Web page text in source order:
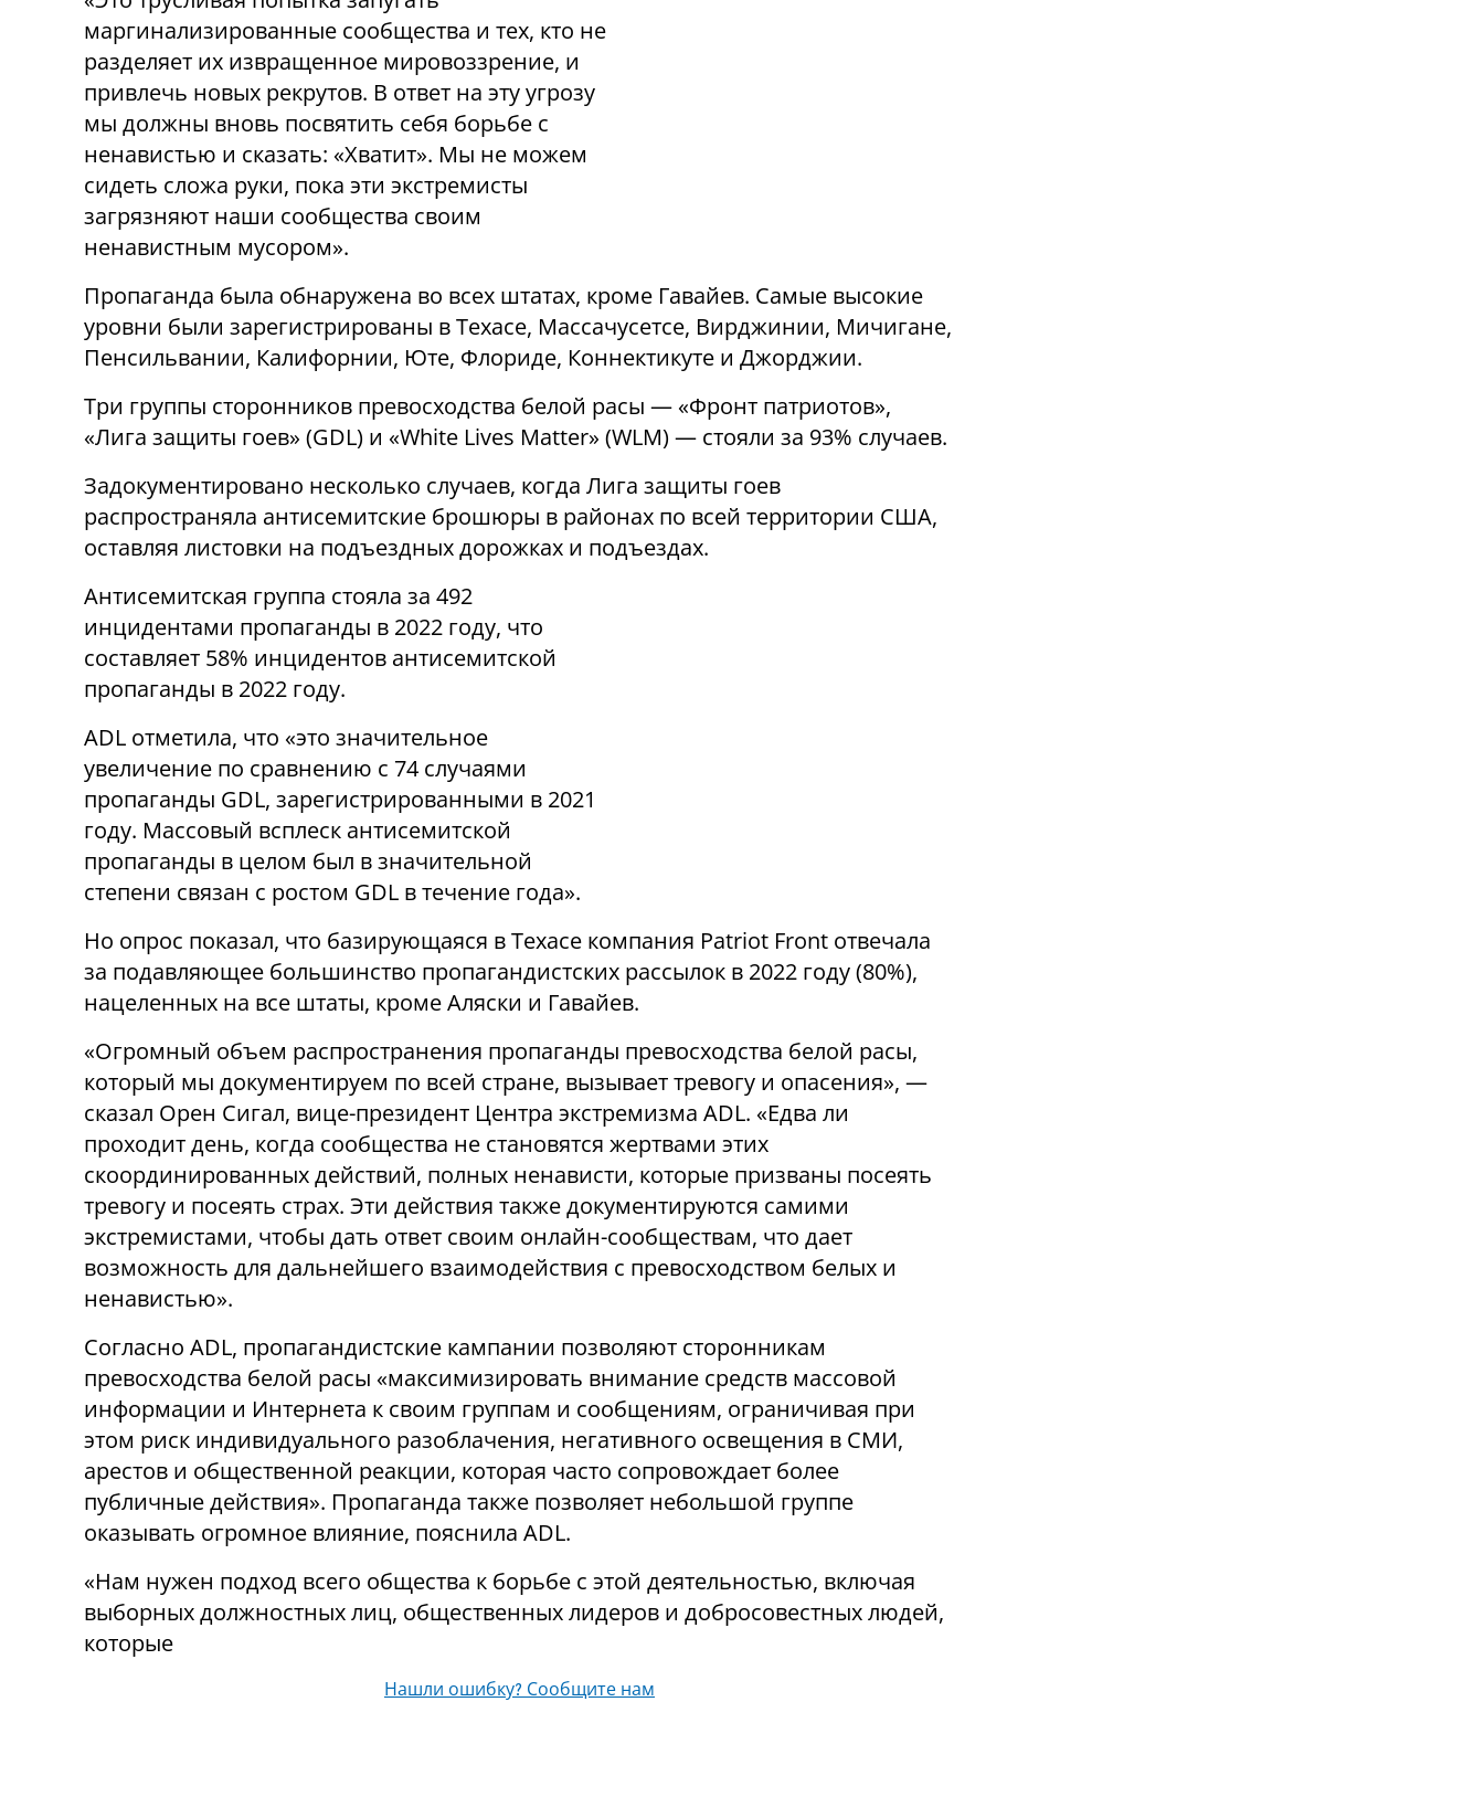
маргинализированные сообщества и тех, кто не
разделяет их извращенное мировоззрение, и
привлечь новых рекрутов. В ответ на эту угрозу
мы должны вновь посвятить себя борьбе с
ненавистью и сказать: «Хватит». Мы не можем
сидеть сложа руки, пока эти экстремисты
загрязняют наши сообщества своим
ненавистным мусором».
Пропаганда была обнаружена во всех штатах, кроме Гавайев. Самые высокие
уровни были зарегистрированы в Техасе, Массачусетсе, Вирджинии, Мичигане,
Пенсильвании, Калифорнии, Юте, Флориде, Коннектикуте и Джорджии.
Три группы сторонников превосходства белой расы — «Фронт патриотов»,
«Лига защиты гоев» (GDL) и «White Lives Matter» (WLM) — стояли за 93% случаев.
Задокументировано несколько случаев, когда Лига защиты гоев
распространяла антисемитские брошюры в районах по всей территории США,
оставляя листовки на подъездных дорожках и подъездах.
Антисемитская группа стояла за 492
инцидентами пропаганды в 2022 году, что
составляет 58% инцидентов антисемитской
пропаганды в 2022 году.
ADL отметила, что «это значительное
увеличение по сравнению с 74 случаями
пропаганды GDL, зарегистрированными в 2021
году. Массовый всплеск антисемитской
пропаганды в целом был в значительной
степени связан с ростом GDL в течение года».
Но опрос показал, что базирующаяся в Техасе компания Patriot Front отвечала
за подавляющее большинство пропагандистских рассылок в 2022 году (80%),
нацеленных на все штаты, кроме Аляски и Гавайев.
«Огромный объем распространения пропаганды превосходства белой расы,
который мы документируем по всей стране, вызывает тревогу и опасения», —
сказал Орен Сигал, вице-президент Центра экстремизма ADL. «Едва ли
проходит день, когда сообщества не становятся жертвами этих
скоординированных действий, полных ненависти, которые призваны посеять
тревогу и посеять страх. Эти действия также документируются самими
экстремистами, чтобы дать ответ своим онлайн-сообществам, что дает
возможность для дальнейшего взаимодействия с превосходством белых и
ненавистью».
Согласно ADL, пропагандистские кампании позволяют сторонникам
превосходства белой расы «максимизировать внимание средств массовой
информации и Интернета к своим группам и сообщениям, ограничивая при
этом риск индивидуального разоблачения, негативного освещения в СМИ,
арестов и общественной реакции, которая часто сопровождает более
публичные действия». Пропаганда также позволяет небольшой группе
оказывать огромное влияние, пояснила ADL.
«Нам нужен подход всего общества к борьбе с этой деятельностью, включая
выборных должностных лиц, общественных лидеров и добросовестных людей,
которые
Нашли ошибку? Сообщите нам